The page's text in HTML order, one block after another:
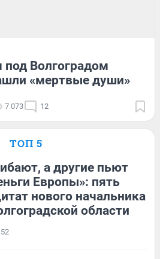
Волгоградом
«мертвые души»
7 073 12
ТОП 5
а другие пьют
Европы»: пять
нового начальника
области